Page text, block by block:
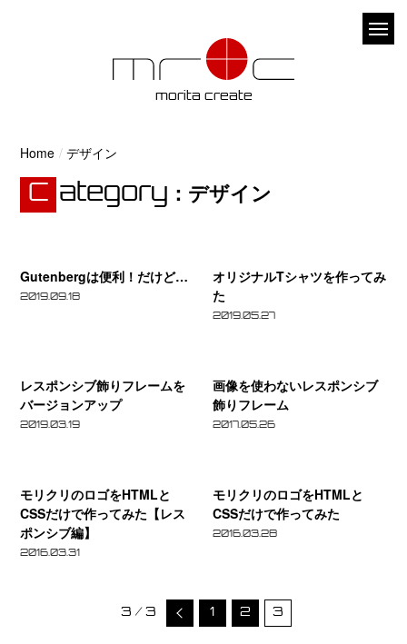
morita create
メ
Home デザイン
Category デザイン
は
便
ど…
Gutenbergは便利！だけど…
2019.09.18
リ
ジ
ナ
シ
ャ
ツ
っ
て
み
オリジナルTシャツを作ってみ
た
2019.05.27
ス
ポ
ン
飾
り
フ
レ
レスポンシブ飾りフレームを
バージョンアップ
2019.03.19
像
を
使
い
レ
ス
シ
ブ
画像を使わないレスポンシブ
飾りフレーム
2017.05.26
リ
ク
リ
の
モリクリのロゴをHTMLと
CSSだけで作ってみた【レス
ポンシブ編】
2016.03.31
リ
ク
リ
ゴ
を
モリクリのロゴをHTMLと
CSSだけで作ってみた
2016.03.28
3 / 3
前
1 2 3